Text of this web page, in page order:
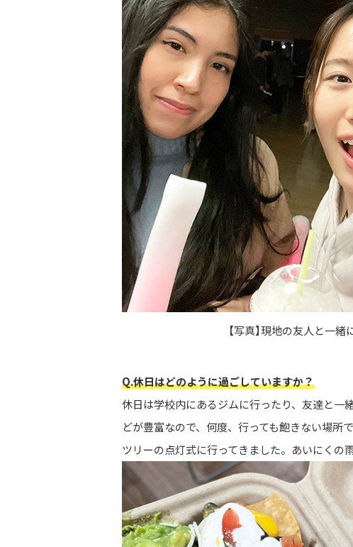
【写真】現地の友人と一緒
Q.休日はどのように過ごしていますか？
休日は学校内にあるジムに行ったり、友達と一
どが豊富なので、何度、行っても飽きない場所
ツリーの点灯式に行ってきました。あいにくの